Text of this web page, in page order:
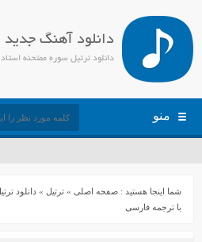
دانلود آهنگ جدید
منو
شما اینجا هستید :صفحه اصلی »ترتیل »دانلود
با ترجمه فارسی